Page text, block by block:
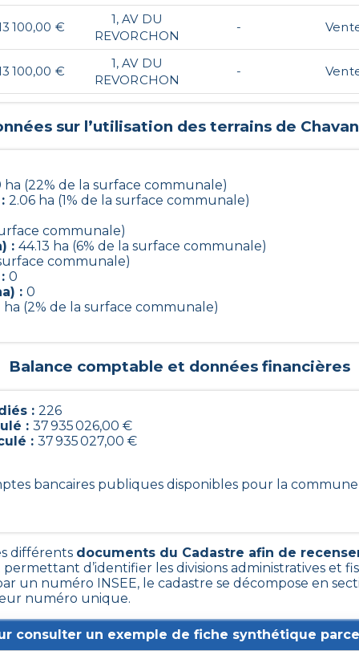
100,00 €
1, AV DU
REVORCHON
-
100,00 €
1, AV DU
REVORCHON
-
sur l’utilisation des terrains de
ha (22% de la surface communale)
2.06 ha (1% de la surface communale)
communale)
: 44.13 ha (6% de la surface communale)
communale)
0
: 0
ha (2% de la surface communale)
Balance comptable et données financières
: 226
: 37 935 026,00 €
: 37 935 027,00 €
bancaires publiques disponibles pour la
différents documents du Cadastre afin de
d’identifier les divisions administratives et
un numéro INSEE, le cadastre se décompose en
numéro unique.
consulter un exemple de fiche synthétique